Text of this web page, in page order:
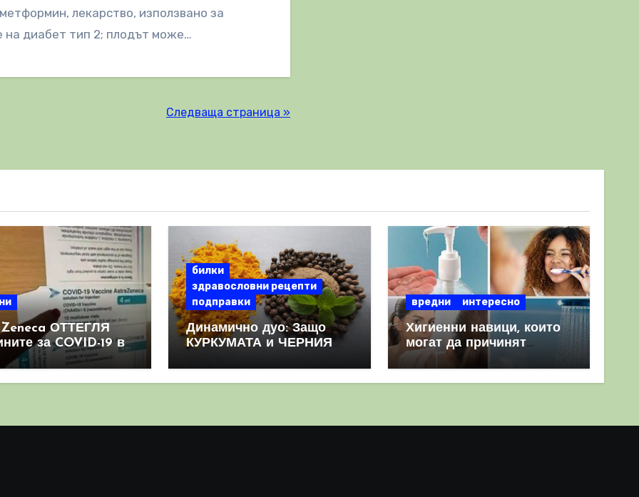
лекарство, използвано за
на диабет тип 2; плодът може…
Следваща страница »
ОТТЕГЛЯ
за COVID-19 в
мащаб, след
билки
здравословни рецепти
подправки
Динамично дуо: Защо
КУРКУМАТА и ЧЕРНИЯ
вредни интересно
Хигиенни навици, които
могат да причинят
повече вреда, отколкото